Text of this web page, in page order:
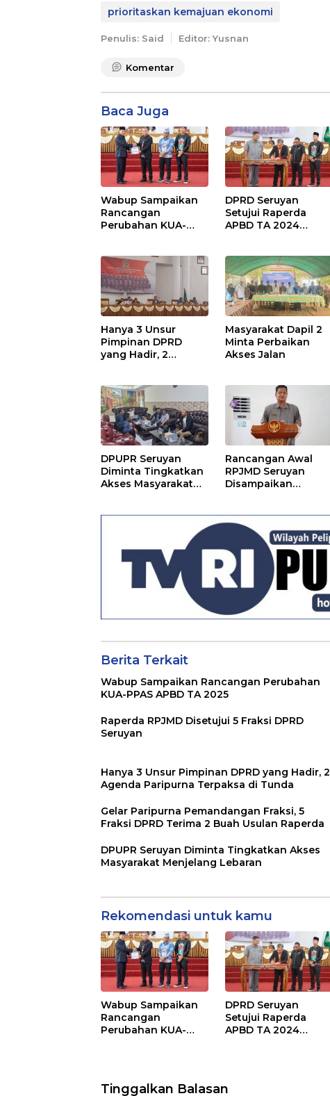
prioritaskan kemajuan ekonomi
Penulis: Said Editor: Yusnan
Komentar
Baca Juga
Wabup Sampaikan
Rancangan
Perubahan KUA-
DPRD Seruyan
Setujui Raperda
APBD TA 2024
Hanya 3 Unsur
Pimpinan DPRD
yang Hadir, 2
Masyarakat Dapil 2
Minta Perbaikan
Akses Jalan
DPUPR Seruyan
Diminta Tingkatkan
Akses Masyarakat
Rancangan Awal
RPJMD Seruyan
Disampaikan
Berita Terkait
Wabup Sampaikan Rancangan Perubahan
KUA-PPAS APBD TA 2025
Raperda RPJMD Disetujui 5 Fraksi DPRD
Seruyan
Hanya 3 Unsur Pimpinan DPRD yang Hadir, 2
Agenda Paripurna Terpaksa di Tunda
Gelar Paripurna Pemandangan Fraksi, 5
Fraksi DPRD Terima 2 Buah Usulan Raperda
DPUPR Seruyan Diminta Tingkatkan Akses
Masyarakat Menjelang Lebaran
Rekomendasi untuk kamu
Wabup Sampaikan
Rancangan
Perubahan KUA-
DPRD Seruyan
Setujui Raperda
APBD TA 2024
Tinggalkan Balasan